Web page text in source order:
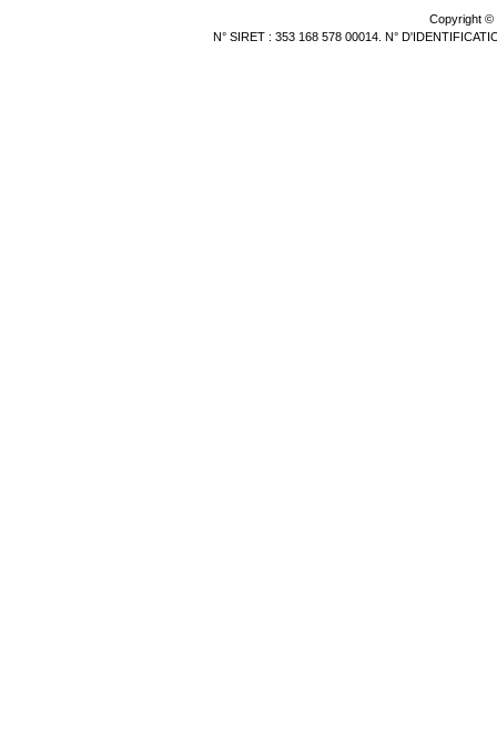
Copyright ©
N° SIRET : 353 168 578 00014. N°